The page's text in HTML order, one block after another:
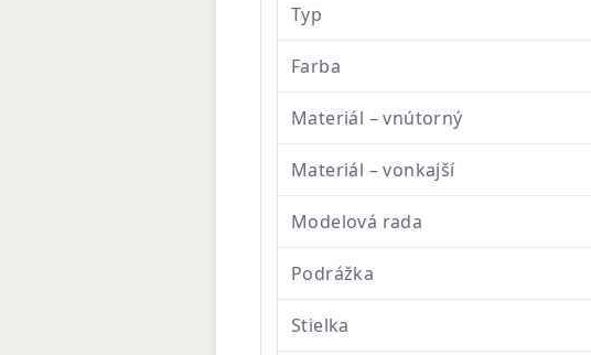
Typ
Farba
Materiál – vnútorný
Materiál – vonkajší
Modelová rada
Podrážka
Stielka